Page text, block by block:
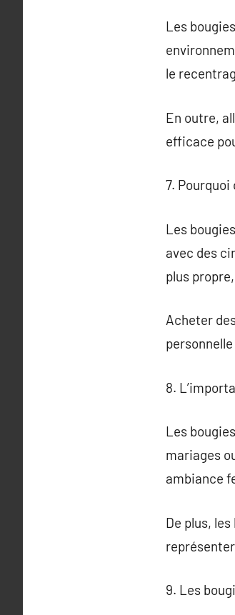
Les
le
En outre,
efficace
7.
Les
avec des
plus
Acheter
8.
Les
mariages
ambiance
De plus,
9. Les